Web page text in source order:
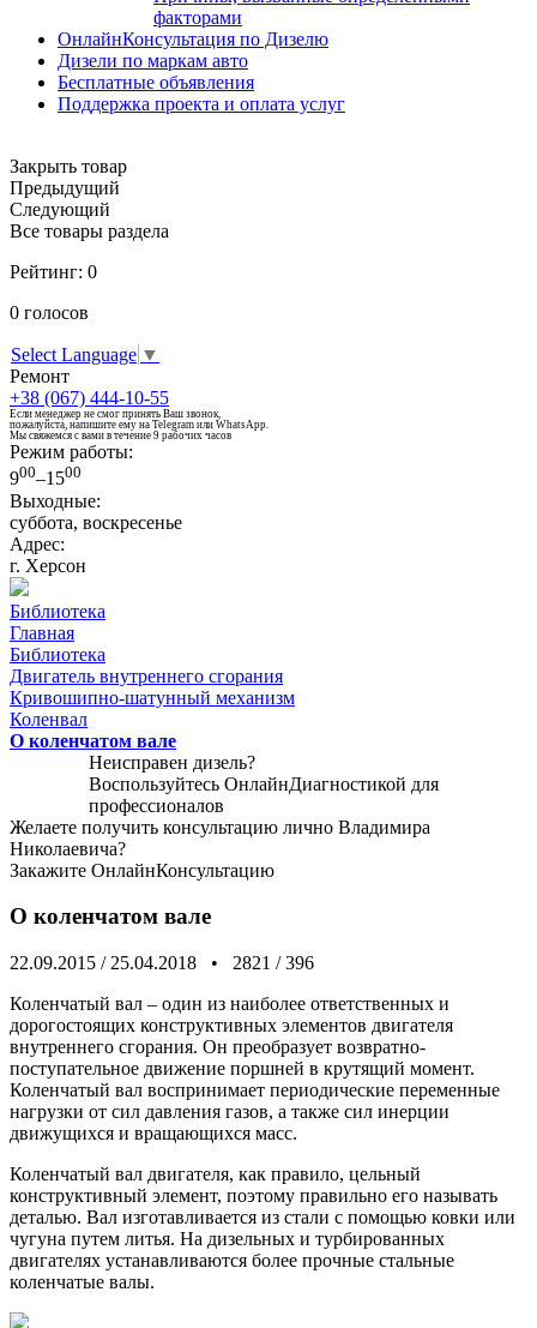
факторами
ОнлайнКонсультация по Дизелю
Дизели по маркам авто
Бесплатные объявления
Поддержка проекта и оплата услуг
Закрыть товар
Предыдущий
Следующий
Все товары раздела
Рейтинг: 0
0 голосов
Select Language ▼
Ремонт
+38 (067) 444-10-55
Если менеджер не смог принять Ваш звонок,
пожалуйста, напишите ему на Telegram или WhatsApp.
Мы свяжемся с вами в течение 9 рабочих часов
Режим работы:
900–1500
Выходные:
суббота, воскресенье
Адрес:
г. Херсон
Библиотека
Главная
Библиотека
Двигатель внутреннего сгорания
Кривошипно-шатунный механизм
Коленвал
О коленчатом вале
Неисправен дизель?
Воспользуйтесь ОнлайнДиагностикой для
профессионалов
Желаете получить консультацию лично Владимира
Николаевича?
Закажите ОнлайнКонсультацию
О коленчатом вале
22.09.2015 / 25.04.2018 • 2821 /396
Коленчатый вал – один из наиболее ответственных и
дорогостоящих конструктивных элементов двигателя
внутреннего сгорания. Он преобразует возвратно-
поступательное движение поршней в крутящий момент.
Коленчатый вал воспринимает периодические переменные
нагрузки от сил давления газов, а также сил инерции
движущихся и вращающихся масс.
Коленчатый вал двигателя, как правило, цельный
конструктивный элемент, поэтому правильно его называть
деталью. Вал изготавливается из стали с помощью ковки или
чугуна путем литья. На дизельных и турбированных
двигателях устанавливаются более прочные стальные
коленчатые валы.